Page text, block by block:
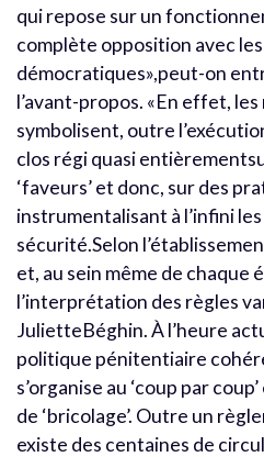
qui repose sur un
complète opposition avec
démocratiques»,peut-on
l’avant-propos. «En effet,
symbolisent, outre
clos régi quasi
‘faveurs’ et donc, sur des
instrumentalisant à l’infini
sécurité.Selon
et, au sein même de chaque
l’interprétation des règles
JulietteBéghin. À l’heure
politique pénitentiaire
s’organise au ‘coup par
de ‘bricolage’. Outre un
existe des centaines de